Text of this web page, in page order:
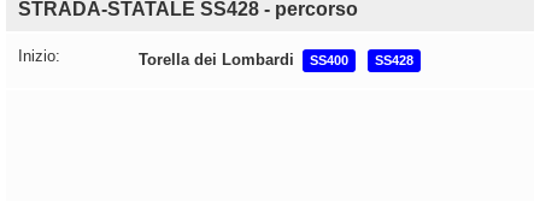
STRADA-STATALE SS428 - percorso
Inizio: Torella dei Lombardi SS400 SS428